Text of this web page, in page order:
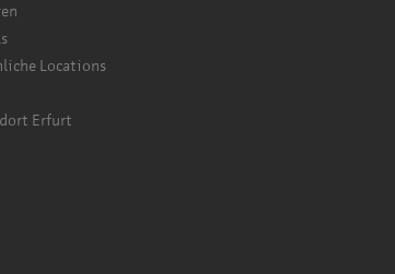
Locations
Erfurt